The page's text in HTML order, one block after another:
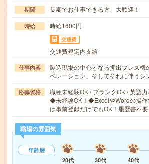
期間 長期でお仕事できる方、大歓迎！
時給 時給1600円
交通費
交通費規定内支給
仕事内容
製造現場の中心となる押出プレス機
ペレーション、そしてそれに伴う
応募資格
職種未経験OK / ブランクOK / 英語
◆未経験OK！◆ExcelやWordの操作
は事前登録だけでもOK！履歴書不
職場の雰囲気
年齢層
20代
30代 40代